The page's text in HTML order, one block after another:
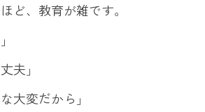
ど、教育が雑です。
夫」
大変だから」